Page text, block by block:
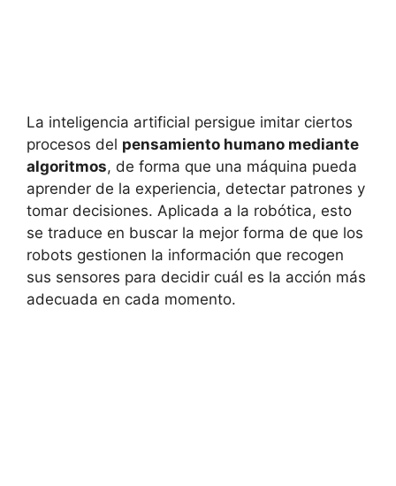
La inteligencia artificial persigue imitar ciertos
procesos del pensamiento humano mediante
algoritmos, de forma que una máquina pueda
aprender de la experiencia, detectar patrones y
tomar decisiones. Aplicada a la robótica, esto
se traduce en buscar la mejor forma de que los
robots gestionen la información que recogen
sus sensores para decidir cuál es la acción más
adecuada en cada momento.